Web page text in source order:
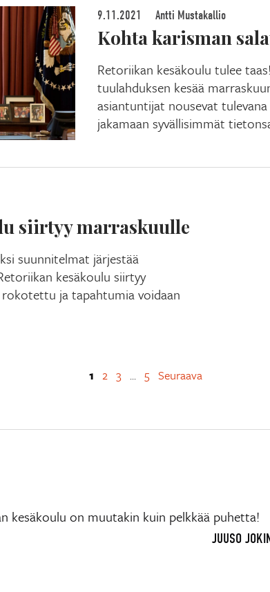
9.11.2021 Antti Mustakallio
Kohta karisman
Retoriikan kesäkoulu tulee
tuulahduksen kesää
asiantuntijat nousevat
jakamaan syvällisimmät
siirtyy marraskuulle
suunnitelmat järjestää
kesäkoulu siirtyy
ja tapahtumia voidaan
1 2 3 … 5 Seuraava
kesäkoulu on muutakin kuin pelkkää puhetta!
JUUSO